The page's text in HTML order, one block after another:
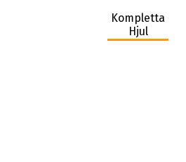
Kompletta
Hjul